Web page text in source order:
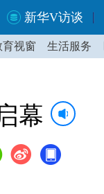
新华V访谈
育视窗 生活服务
幕